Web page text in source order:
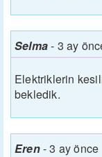
Selma- 3 ay
Elektriklerin
bekledik.
Eren-3 ay önce